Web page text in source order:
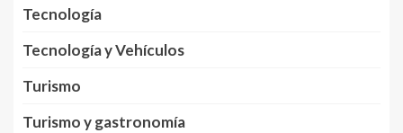
Tecnología
Tecnología y Vehículos
Turismo
Turismo y gastronomía